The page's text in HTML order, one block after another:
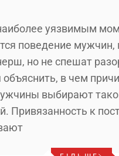
уязвимым
поведение мужчин,
но не спешат
в чем
выбирают
Привязанность к